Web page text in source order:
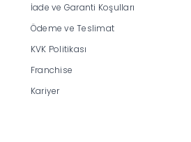
İade ve Garanti Koşulları
Ödeme ve Teslimat
KVK Politikası
Franchise
Kariyer